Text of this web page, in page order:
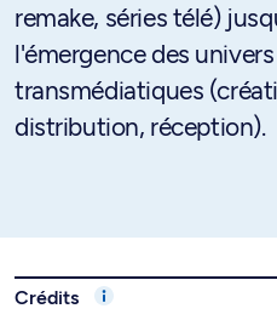
remake, séries télé)
l'émergence des univers
transmédiatiques
distribution, réception).
Crédits